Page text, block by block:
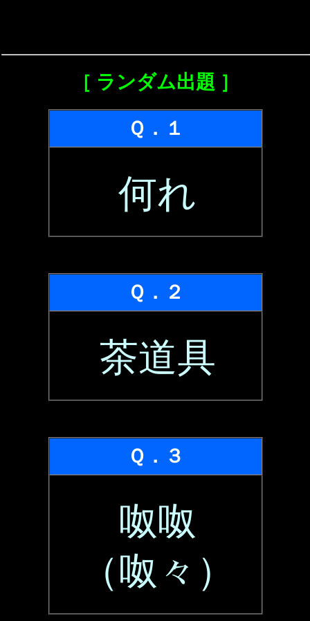
［ ランダム出題 ］
Ｑ．１
何れ
Ｑ．２
茶道具
Ｑ．３
呶呶
（呶々）